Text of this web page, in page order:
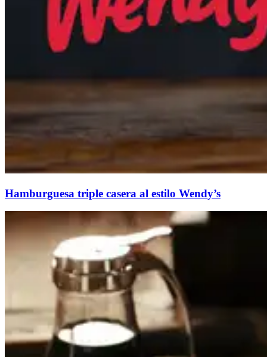
Hamburguesa triple casera al estilo Wendy’s